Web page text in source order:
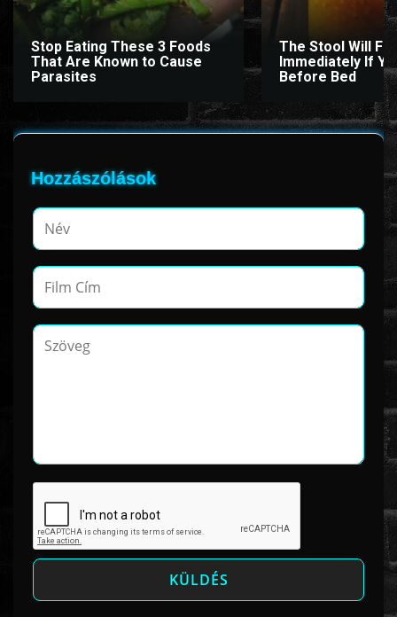
www.onlinefilmvilag2.eu,Copyright © 2017-2026 Az oldal nem tárol
semmilyen jogsértő tartalmat. Minden adat külső forrásból származik |
Frissítve: 2026.07.27
Stop Eating These 3 Foods
That Are Known to Cause
Parasites
The Stool Will Fly
Immediately If
Before Bed
Hozzászólások